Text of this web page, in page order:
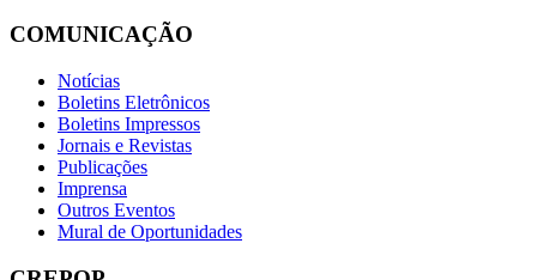
COMUNICAÇÃO
Notícias
Boletins Eletrônicos
Boletins Impressos
Jornais e Revistas
Publicações
Imprensa
Outros Eventos
Mural de Oportunidades